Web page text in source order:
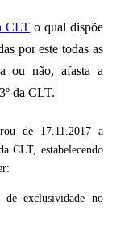
CLT o qual dispõe
por este todas as
ou não, afasta a
da CLT.
de 17.11.2017 a
CLT, estabelecendo
de exclusividade no